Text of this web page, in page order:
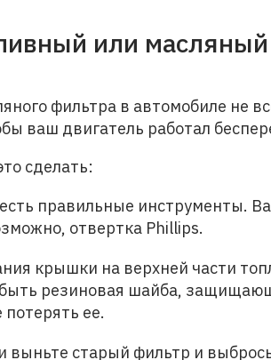
или
фильтра в автомобиле не
ваш двигатель работал
сделать:
правильные инструменты.
отвертка Phillips.
крышки на верхней части
резиновая шайба,
ее.
выньте старый фильтр и